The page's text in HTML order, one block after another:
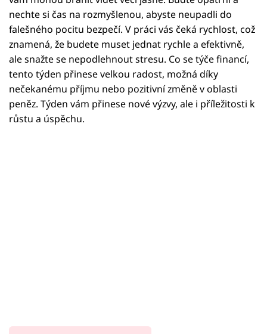
Filmový festival Karlovy Vary
Pořady
Mámy sobě
Přihlášení
nechte si čas na rozmyšlenou, abyste neupadli do
falešného pocitu bezpečí. V práci vás čeká rychlost, což
znamená, že budete muset jednat rychle a efektivně,
ale snažte se nepodlehnout stresu. Co se týče financí,
tento týden přinese velkou radost, možná díky
nečekanému příjmu nebo pozitivní změně v oblasti
peněz. Týden vám přinese nové výzvy, ale i příležitosti k
růstu a úspěchu.